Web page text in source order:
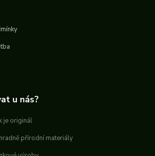
u nás?
je originál
přírodní materiály